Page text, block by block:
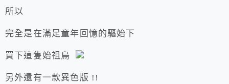
所以
完全是在滿足童年回憶的驅始下
買下這隻始祖鳥
另外還有一款異色版 !!